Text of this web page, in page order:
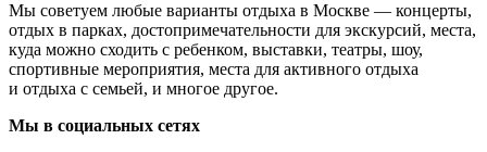
Мы советуем любые варианты отдыха в Москве — концерты,
отдых в парках, достопримечательности для экскурсий, места,
куда можно сходить с ребенком, выставки, театры, шоу,
спортивные мероприятия, места для активного отдыха
и отдыха с семьей, и многое другое.
Мы в социальных сетях